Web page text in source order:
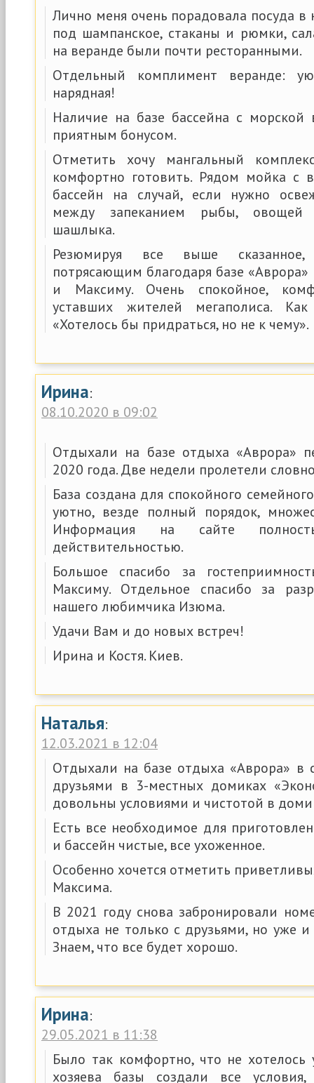
Лично меня очень порадовала посуда
под шампанское, стаканы и рюмки,
на веранде были почти ресторанными.
Отдельный комплимент веранде:
нарядная!
Наличие на базе бассейна с
приятным бонусом.
Отметить хочу мангальный
комфортно готовить. Рядом мойка с
бассейн на случай, если нужно
между запеканием рыбы, овощей
шашлыка.
Резюмируя все выше
потрясающим благодаря базе
и Максиму. Очень спокойное,
уставших жителей мегаполиса.
«Хотелось бы придраться, но не к чему».
Ирина:
08.10.2020 в 09:02
Отдыхали на базе отдыха «Аврора»
2020 года. Две недели пролетели
База создана для спокойного
уютно, везде полный порядок,
Информация на сайте
действительностью.
Большое спасибо за
Максиму. Отдельное спасибо за
нашего любимчика Изюма.
Удачи Вам и до новых встреч!
Ирина и Костя. Киев.
Наталья:
12.03.2021 в 12:04
Отдыхали на базе отдыха «Аврора» в
друзьями в 3-местных домиках
довольны условиями и чистотой в
Есть все необходимое для
и бассейн чистые, все ухоженное.
Особенно хочется отметить
Максима.
В 2021 году снова забронировали
отдыха не только с друзьями, но уже
Знаем, что все будет хорошо.
Ирина:
29.05.2021 в 11:38
Было так комфортно, что не хотелось
хозяева базы создали все